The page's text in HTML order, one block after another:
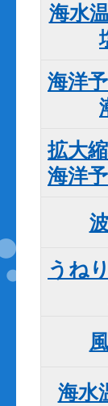
海水
海洋
拡大
海洋
うね
海水